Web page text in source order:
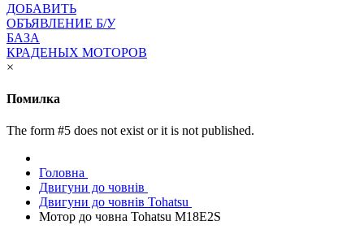
ДОБАВИТЬ
ОБЪЯВЛЕНИЕ Б/У
БАЗА
КРАДЕНЫХ МОТОРОВ
×
Помилка
The form #5 does not exist or it is not published.
Головна
Двигуни до човнів
Двигуни до човнів Tohatsu
Мотор до човна Tohatsu M18E2S